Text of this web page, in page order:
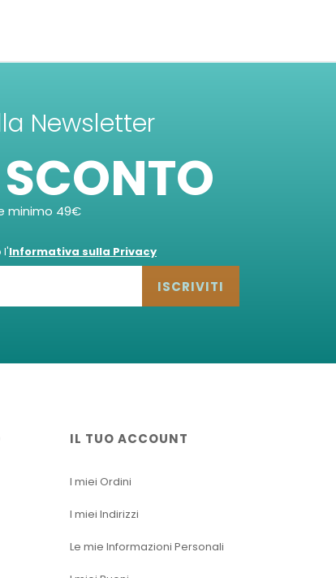
Newsletter
minimo 49€
l'Informativa sulla Privacy
ISCRIVITI
IL TUO ACCOUNT
I miei Ordini
I miei Indirizzi
Le mie Informazioni Personali